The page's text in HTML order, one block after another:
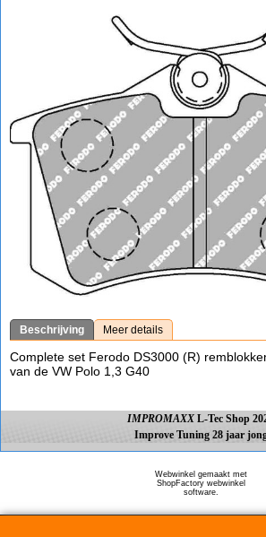
Beschrijving Meer details
Complete set Ferodo DS3000 (R)
van de VW Polo 1,3 G40
IMPROMAXX L-Tec Shop
Improve Tuning 28 jaar
Webwinkel gemaakt met
ShopFactory webwinkel
software.